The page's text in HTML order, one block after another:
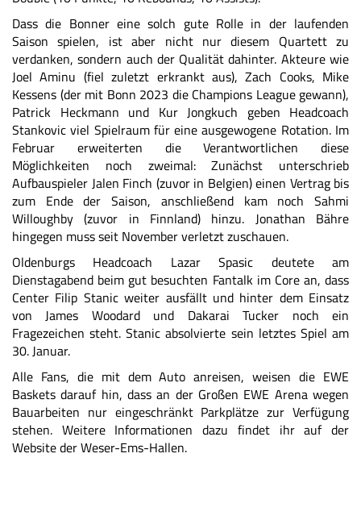
Dass die Bonner eine solch gute Rolle in der laufenden
Saison spielen, ist aber nicht nur diesem Quartett zu
verdanken, sondern auch der Qualität dahinter. Akteure wie
Joel Aminu (fiel zuletzt erkrankt aus), Zach Cooks, Mike
Kessens (der mit Bonn 2023 die Champions League gewann),
Patrick Heckmann und Kur Jongkuch geben Headcoach
Stankovic viel Spielraum für eine ausgewogene Rotation. Im
Februar erweiterten die Verantwortlichen diese
Möglichkeiten noch zweimal: Zunächst unterschrieb
Aufbauspieler Jalen Finch (zuvor in Belgien) einen Vertrag bis
zum Ende der Saison, anschließend kam noch Sahmi
Willoughby (zuvor in Finnland) hinzu. Jonathan Bähre
hingegen muss seit November verletzt zuschauen.
Oldenburgs Headcoach Lazar Spasic deutete am
Dienstagabend beim gut besuchten Fantalk im Core an, dass
Center Filip Stanic weiter ausfällt und hinter dem Einsatz
von James Woodard und Dakarai Tucker noch ein
Fragezeichen steht. Stanic absolvierte sein letztes Spiel am
30. Januar.
Alle Fans, die mit dem Auto anreisen, weisen die EWE
Baskets darauf hin, dass an der Großen EWE Arena wegen
Bauarbeiten nur eingeschränkt Parkplätze zur Verfügung
stehen. Weitere Informationen dazu findet ihr auf der
Website der Weser-Ems-Hallen.